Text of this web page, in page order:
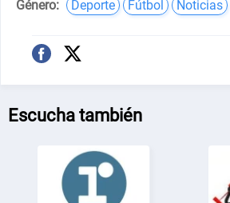
Género: Deporte Fútbol Noticias
Escucha también